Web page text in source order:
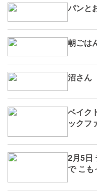
パンと
朝ごは
沼さん
ベイク
ックフ
2月5日
で こも